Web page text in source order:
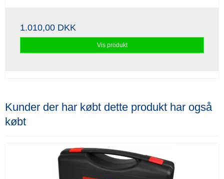
1.010,00 DKK
Vis produkt
Kunder der har købt dette produkt har også
købt